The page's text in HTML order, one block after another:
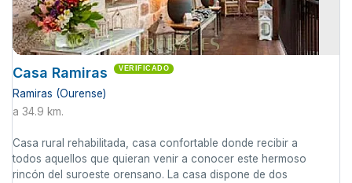
Casa Ramiras VERIFICADO
Ramiras (Ourense)
a 34.9 km.
Casa rural rehabilitada, casa confortable donde recibir a
todos aquellos que quieran venir a conocer este hermoso
rincón del suroeste orensano. La casa dispone de dos